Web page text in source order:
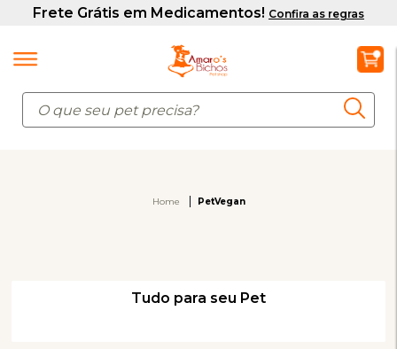
Home PetVegan
Tudo para seu Pet